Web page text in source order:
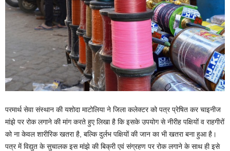
परमार्थ सेवा संस्थान की यशोदा माटोलिया ने जिला कलेक्टर को पत्र प्रेषित कर चाइनीज
मांझे पर रोक लगाने की मांग करते हुए लिखा है कि इसके उपयोग से नीरीह पक्षियों व राहगीरों
को ना केवल शारीरिक खतरा है, बल्कि दुर्लभ पक्षियों की जान का भी खतरा बना हुआ है।
पत्र में विद्युत के सुचालक इस मांझे की बिक्री एवं संग्रहण पर रोक लगाने के साथ ही इसे